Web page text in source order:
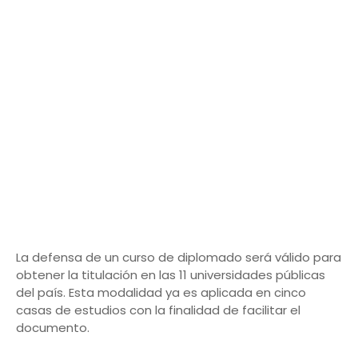
La defensa de un curso de diplomado será válido para
obtener la titulación en las 11 universidades públicas
del país. Esta modalidad ya es aplicada en cinco
casas de estudios con la finalidad de facilitar el
documento.